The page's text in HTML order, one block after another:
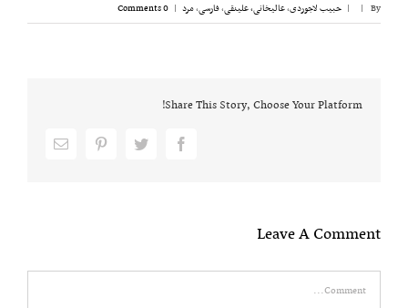
By
|
| حبیب لاجوردی,عالیخانی، علینقی,فارسی,مرد |
0 Comments
Share This Story, Choose Your Platform!
facebook
twitter
pinterest
Email
Leave A Comment
Comment